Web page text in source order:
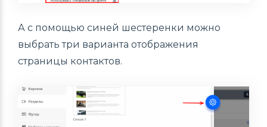
А с помощью синей шестеренки можно
выбрать три варианта отображения
страницы контактов.